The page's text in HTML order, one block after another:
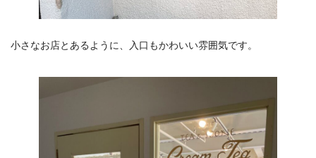
小さなお店とあるように、入口もかわいい雰囲気です。